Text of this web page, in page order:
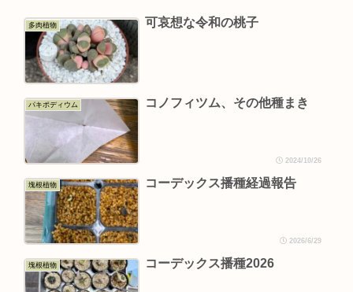
多肉植物 可哀想な令和の桃子
パキポディウム コノフィツム、その他種まき
2024/10/26
塊根植物 コーデックス播種経過報告
2026/6/29
塊根植物 コーデックス播種2026